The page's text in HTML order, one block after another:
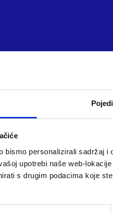
bismo personalizirali sadržaj
upotrebi naše web-
s drugim podacima koje